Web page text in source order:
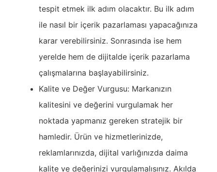
tespit etmek ilk adım olacaktır. Bu ilk adım
ile nasıl bir içerik pazarlaması yapacağınıza
karar verebilirsiniz. Sonrasında ise hem
yerelde hem de dijitalde içerik pazarlama
çalışmalarına başlayabilirsiniz.
Kalite ve Değer Vurgusu: Markanızın
kalitesini ve değerini vurgulamak her
noktada yapmanız gereken stratejik bir
hamledir. Ürün ve hizmetlerinizde,
reklamlarınızda, dijital varlığınızda daima
kalite ve değerinizi vurgulamalısınız. Akılda